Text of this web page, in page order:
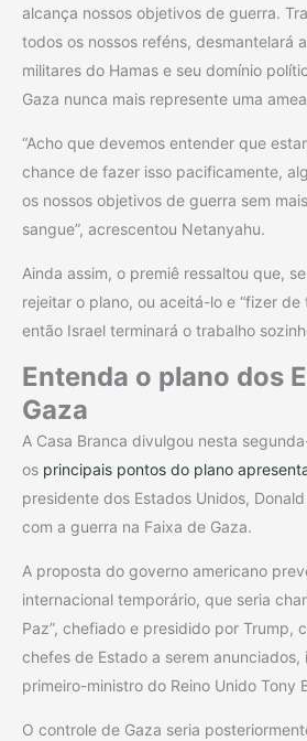
alcança nossos objetivos de guerra.
todos os nossos reféns, desmantelará
militares do Hamas e seu domínio
Gaza nunca mais represente uma
“Acho que devemos entender que
chance de fazer isso pacificamente,
os nossos objetivos de guerra sem
sangue”, acrescentou Netanyahu.
Ainda assim, o premiê ressaltou que,
rejeitar o plano, ou aceitá-lo e “fizer
então Israel terminará o trabalho
Entenda o plano dos
Gaza
A Casa Branca divulgou nesta
os principais pontos do plano
presidente dos Estados Unidos,
com a guerra na Faixa de Gaza.
A proposta do governo americano
internacional temporário, que seria
Paz”, chefiado e presidido por Trump,
chefes de Estado a serem
primeiro-ministro do Reino Unido Tony
O controle de Gaza seria